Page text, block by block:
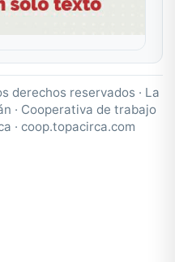
derechos reservados · La
· Cooperativa de trabajo
· coop.topacirca.com